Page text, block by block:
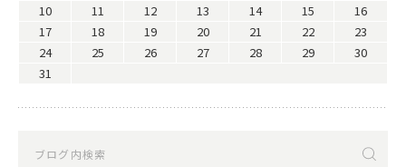
10
11 12 13 14 15
16
17
18 19 20 21 22
23
24
25 26 27 28 29
30
31